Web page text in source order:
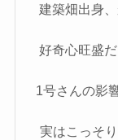
建築畑出身
好奇心旺盛
1号さんの影
実はこっそ